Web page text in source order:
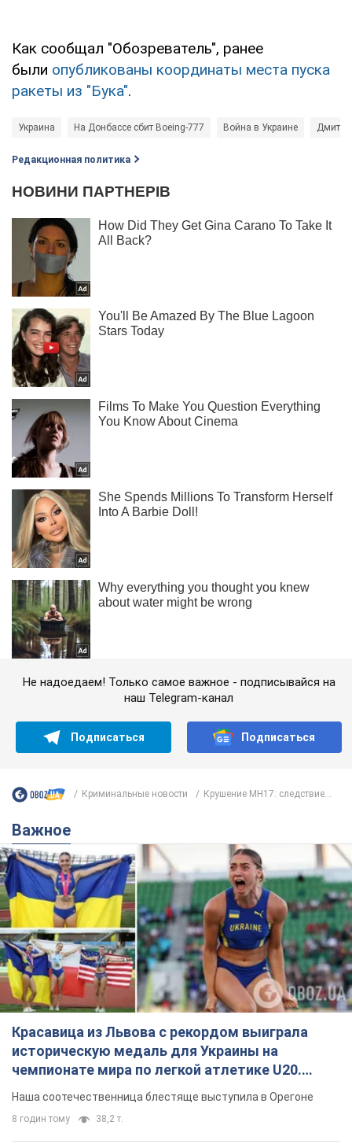
Как сообщал "Обозреватель", ранее
были опубликованы координаты места пуска
ракеты из "Бука".
Украина На Донбассе сбит Boeing-777 Война в Украине
Редакционная политика
Не надоедаем! Только самое важное - подписывайся на
наш Telegram-канал
Подписаться Подписаться
Криминальные новости Крушение МН17: следствие...
Важное
Красавица из Львова с рекордом выиграла
историческую медаль для Украины на
чемпионате мира по легкой атлетике U20.
Видео
Наша соотечественница блестяще выступила в Орегоне
8 годин тому 38,2 т.